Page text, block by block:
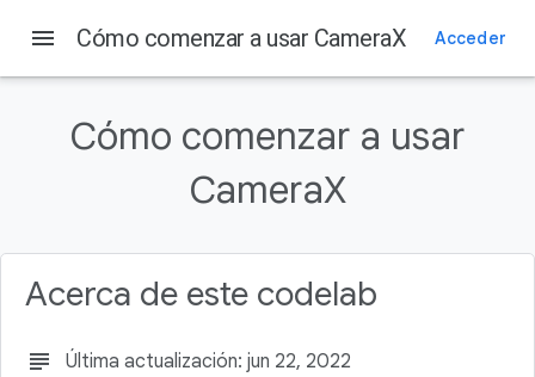
Antes de comenzar
Requisitos previos
menu Cómo comenzar a usar CameraX Acceder
Cómo comenzar a usar
CameraX
Acerca de este codelab
subject Última actualización: jun 22, 2022